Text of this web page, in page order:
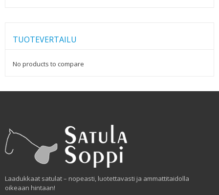
TUOTEVERTAILU
No products to compare
Laadukkaat satulat – nopeasti, luotettavasti ja ammattitaidolla
oikeaan hintaan!